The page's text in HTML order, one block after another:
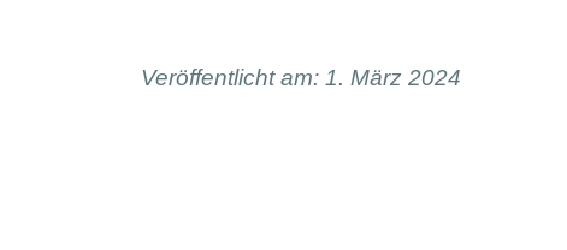
Veröffentlicht am: 1. März 2024